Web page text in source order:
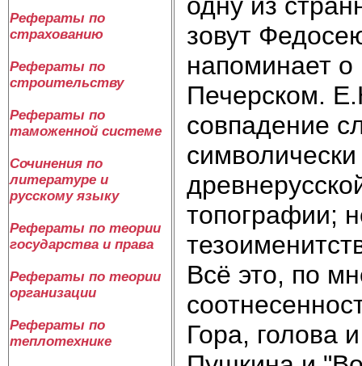
Рефераты по
страхованию
Рефераты по
строительству
Рефераты по
таможенной системе
Сочинения по
литературе и
русскому языку
Рефераты по теории
государства и права
Рефераты по теории
организации
Рефераты по
теплотехнике
зовут
напоминает
Печерском.
совпадение
топографии;
Всё это, по
Гора, голова